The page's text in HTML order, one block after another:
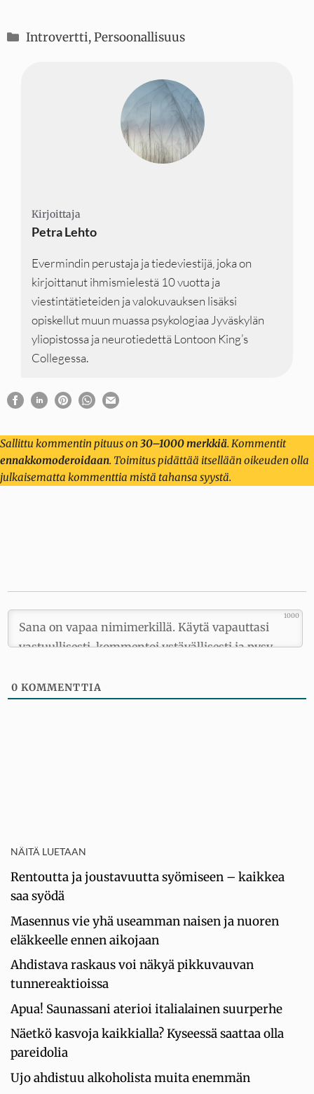
Kategoriat
Introvertti,Persoonallisuus
Kirjoittaja
Petra Lehto
Evermindin perustaja ja tiedeviestijä, joka on
kirjoittanut ihmismielestä 10 vuotta ja
viestintätieteiden ja valokuvauksen lisäksi
opiskellut muun muassa psykologiaa Jyväskylän
yliopistossa ja neurotiedettä Lontoon King’s
Collegessa.
Sallittu kommentin pituus on30–1000 merkkiä. Kommentit
ennakkomoderoidaan. Toimitus pidättää itsellään oikeuden olla
julkaisematta kommenttia mistä tahansa syystä.
1000
0 KOMMENTTIA
NÄITÄ LUETAAN
Rentoutta ja joustavuutta syömiseen – kaikkea
saa syödä
Masennus vie yhä useamman naisen ja nuoren
eläkkeelle ennen aikojaan
Ahdistava raskaus voi näkyä pikkuvauvan
tunnereaktioissa
Apua! Saunassani aterioi italialainen suurperhe
Näetkö kasvoja kaikkialla? Kyseessä saattaa olla
pareidolia
Ujo ahdistuu alkoholista muita enemmän